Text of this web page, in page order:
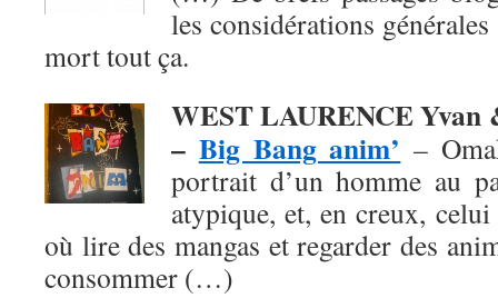
les considérations
mort tout ça.
WEST LAURENCE Yvan
– Big Bang anim’ –
portrait d’un homme au
atypique, et, en creux,
où lire des mangas et regarder des
consommer (…)